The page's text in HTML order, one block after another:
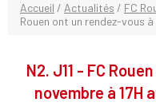
Accueil / Actualités / FC
Rouen ont un rendez-vous
N2. J11 - FC
novembre à 17H